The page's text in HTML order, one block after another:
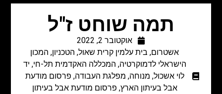
תמה שוחט ז"ל
אוקטובר 2, 2022
אשטרום, בית עלמין קרית שאול, הטכניון, המכון
הישראלי לדמוקרטיה, המכללה האקדמית תל-חי, יד
לוי אשכול, מנוחה, מפלגת העבודה, פרסום מודעת
אבל בעיתון הארץ, פרסום מודעת אבל בעיתון